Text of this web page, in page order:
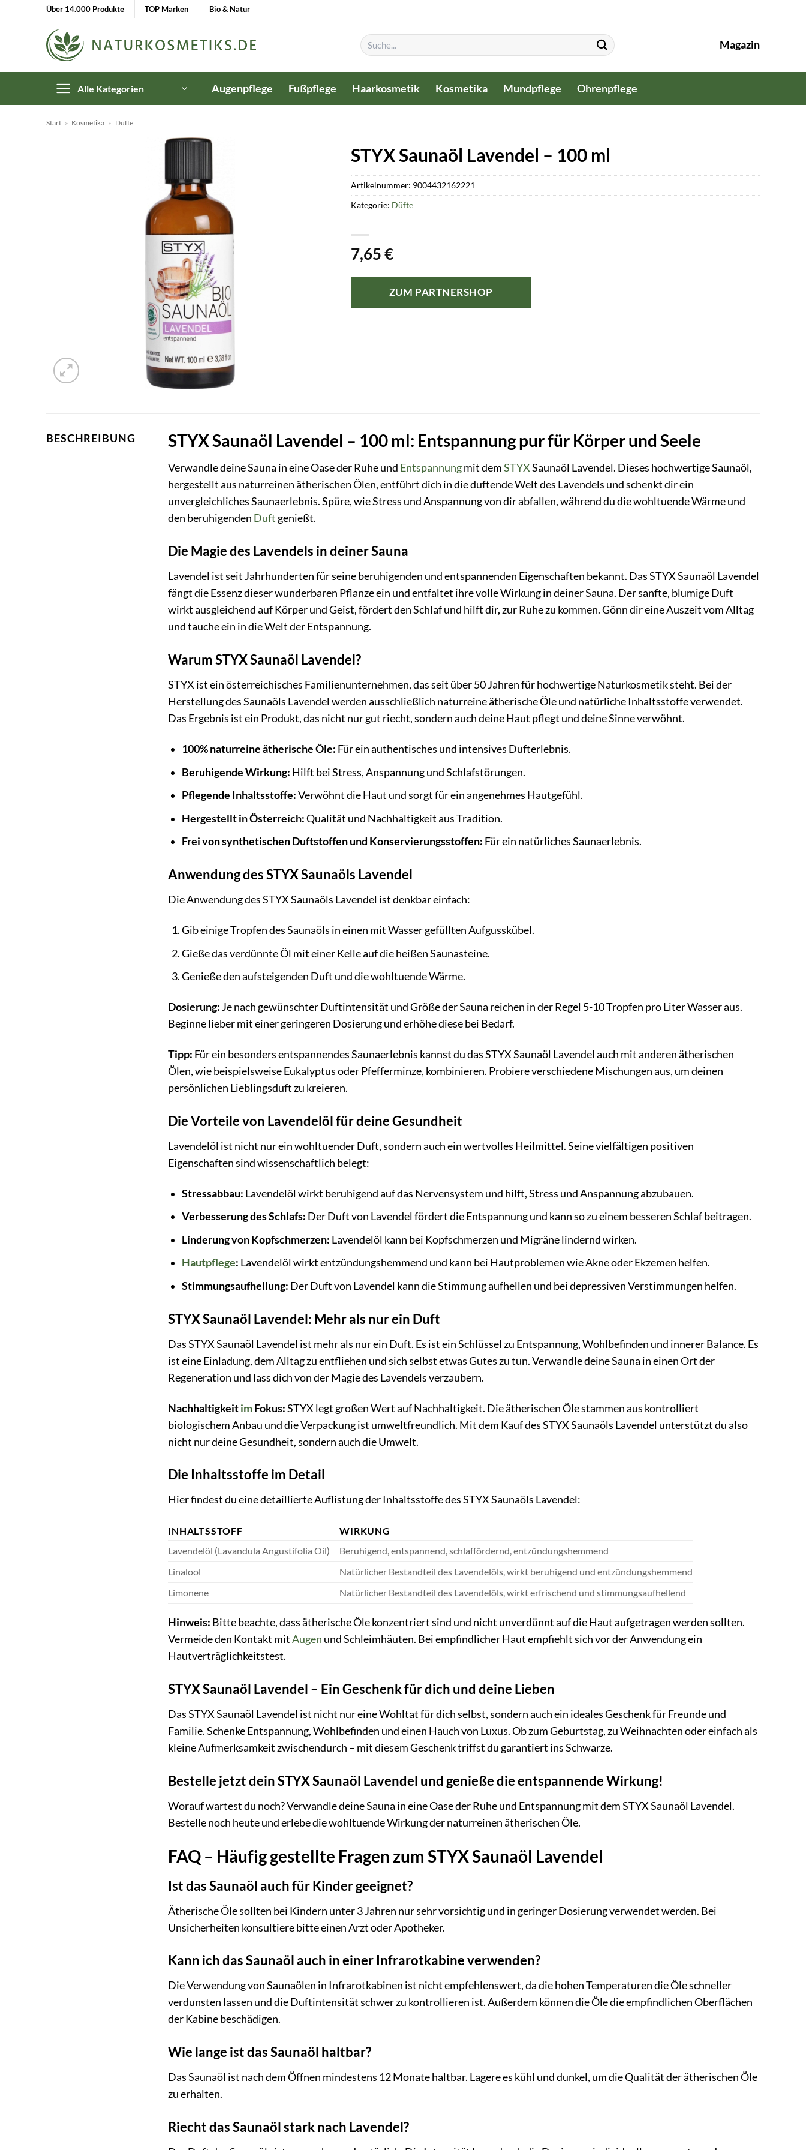
Über 14.000 Produkte TOP Marken Bio & Natur
Suchen
nach:
Magazin
Alle Kategorien Augenpflege Fußpflege Haarkosmetik Kosmetika Mundpflege Ohrenpflege
Start » Kosmetika » Düfte
STYX Saunaöl Lavendel – 100 ml
7,65€
ZUM PARTNERSHOP
Artikelnummer: 9004432162221
Kategorie: Düfte
BESCHREIBUNG STYX Saunaöl Lavendel – 100 ml: Entspannung pur für Körper und Seele
Verwandle deine Sauna in eine Oase der Ruhe und Entspannungmit demSTYXSaunaöl Lavendel. Dieses hochwertige Saunaöl,
hergestellt aus naturreinen ätherischen Ölen, entführt dich in die duftende Welt des Lavendels und schenkt dir ein
unvergleichliches Saunaerlebnis. Spüre, wie Stress und Anspannung von dir abfallen, während du die wohltuende Wärme und
den beruhigenden Duftgenießt.
Die Magie des Lavendels in deiner Sauna
Lavendel ist seit Jahrhunderten für seine beruhigenden und entspannenden Eigenschaften bekannt. Das STYX Saunaöl Lavendel
fängt die Essenz dieser wunderbaren Pflanze ein und entfaltet ihre volle Wirkung in deiner Sauna. Der sanfte, blumige Duft
wirkt ausgleichend auf Körper und Geist, fördert den Schlaf und hilft dir, zur Ruhe zu kommen. Gönn dir eine Auszeit vom Alltag
und tauche ein in die Welt der Entspannung.
Warum STYX Saunaöl Lavendel?
STYX ist ein österreichisches Familienunternehmen, das seit über 50 Jahren für hochwertige Naturkosmetik steht. Bei der
Herstellung des Saunaöls Lavendel werden ausschließlich naturreine ätherische Öle und natürliche Inhaltsstoffe verwendet.
Das Ergebnis ist ein Produkt, das nicht nur gut riecht, sondern auch deine Haut pflegt und deine Sinne verwöhnt.
100% naturreine ätherische Öle: Für ein authentisches und intensives Dufterlebnis.
Beruhigende Wirkung: Hilft bei Stress, Anspannung und Schlafstörungen.
Pflegende Inhaltsstoffe:Verwöhnt die Haut und sorgt für ein angenehmes Hautgefühl.
Hergestellt in Österreich:Qualität und Nachhaltigkeit aus Tradition.
Frei von synthetischen Duftstoffen und Konservierungsstoffen: Für ein natürliches Saunaerlebnis.
Anwendung des STYX Saunaöls Lavendel
Die Anwendung des STYX Saunaöls Lavendel ist denkbar einfach:
Gib einige Tropfen des Saunaöls in einen mit Wasser gefüllten Aufgusskübel.
Gieße das verdünnte Öl mit einer Kelle auf die heißen Saunasteine.
Genieße den aufsteigenden Duft und die wohltuende Wärme.
Dosierung: Je nach gewünschter Duftintensität und Größe der Sauna reichen in der Regel 5-10 Tropfen pro Liter Wasser aus.
Beginne lieber mit einer geringeren Dosierung und erhöhe diese bei Bedarf.
Tipp: Für ein besonders entspannendes Saunaerlebnis kannst du das STYX Saunaöl Lavendel auch mit anderen ätherischen
Ölen, wie beispielsweise Eukalyptus oder Pfefferminze, kombinieren. Probiere verschiedene Mischungen aus, um deinen
persönlichen Lieblingsduft zu kreieren.
Die Vorteile von Lavendelöl für deine Gesundheit
Lavendelöl ist nicht nur ein wohltuender Duft, sondern auch ein wertvolles Heilmittel. Seine vielfältigen positiven
Eigenschaften sind wissenschaftlich belegt:
Stressabbau: Lavendelöl wirkt beruhigend auf das Nervensystem und hilft, Stress und Anspannung abzubauen.
Verbesserung des Schlafs: Der Duft von Lavendel fördert die Entspannung und kann so zu einem besseren Schlaf beitragen.
Linderung von Kopfschmerzen: Lavendelöl kann bei Kopfschmerzen und Migräne lindernd wirken.
Hautpflege: Lavendelöl wirkt entzündungshemmend und kann bei Hautproblemen wie Akne oder Ekzemen helfen.
Stimmungsaufhellung: Der Duft von Lavendel kann die Stimmung aufhellen und bei depressiven Verstimmungen helfen.
STYX Saunaöl Lavendel: Mehr als nur ein Duft
Das STYX Saunaöl Lavendel ist mehr als nur ein Duft. Es ist ein Schlüssel zu Entspannung, Wohlbefinden und innerer Balance. Es
ist eine Einladung, dem Alltag zu entfliehen und sich selbst etwas Gutes zu tun. Verwandle deine Sauna in einen Ort der
Regeneration und lass dich von der Magie des Lavendels verzaubern.
NachhaltigkeitimFokus:STYX legt großen Wert auf Nachhaltigkeit. Die ätherischen Öle stammen aus kontrolliert
biologischem Anbau und die Verpackung ist umweltfreundlich. Mit dem Kauf des STYX Saunaöls Lavendel unterstützt du also
nicht nur deine Gesundheit, sondern auch die Umwelt.
Die Inhaltsstoffe im Detail
Hier findest du eine detaillierte Auflistung der Inhaltsstoffe des STYX Saunaöls Lavendel:
INHALTSSTOFF
WIRKUNG
Lavendelöl (Lavandula Angustifolia Oil)
Beruhigend, entspannend, schlaffördernd, entzündungshemmend
Linalool
Natürlicher Bestandteil des Lavendelöls, wirkt beruhigend und entzündungshemmend
Limonene
Natürlicher Bestandteil des Lavendelöls, wirkt erfrischend und stimmungsaufhellend
Hinweis: Bitte beachte, dass ätherische Öle konzentriert sind und nicht unverdünnt auf die Haut aufgetragen werden sollten.
Vermeide den Kontakt mitAugen und Schleimhäuten. Bei empfindlicher Haut empfiehlt sich vor der Anwendung ein
Hautverträglichkeitstest.
STYX Saunaöl Lavendel – Ein Geschenk für dich und deine Lieben
Das STYX Saunaöl Lavendel ist nicht nur eine Wohltat für dich selbst, sondern auch ein ideales Geschenk für Freunde und
Familie. Schenke Entspannung, Wohlbefinden und einen Hauch von Luxus. Ob zum Geburtstag, zu Weihnachten oder einfach als
kleine Aufmerksamkeit zwischendurch – mit diesem Geschenk triffst du garantiert ins Schwarze.
Bestelle jetzt dein STYX Saunaöl Lavendel und genieße die entspannende Wirkung!
Worauf wartest du noch? Verwandle deine Sauna in eine Oase der Ruhe und Entspannung mit dem STYX Saunaöl Lavendel.
Bestelle noch heute und erlebe die wohltuende Wirkung der naturreinen ätherischen Öle.
FAQ – Häufig gestellte Fragen zum STYX Saunaöl Lavendel
Ist das Saunaöl auch für Kinder geeignet?
Ätherische Öle sollten bei Kindern unter 3 Jahren nur sehr vorsichtig und in geringer Dosierung verwendet werden. Bei
Unsicherheiten konsultiere bitte einen Arzt oder Apotheker.
Kann ich das Saunaöl auch in einer Infrarotkabine verwenden?
Die Verwendung von Saunaölen in Infrarotkabinen ist nicht empfehlenswert, da die hohen Temperaturen die Öle schneller
verdunsten lassen und die Duftintensität schwer zu kontrollieren ist. Außerdem können die Öle die empfindlichen Oberflächen
der Kabine beschädigen.
Wie lange ist das Saunaöl haltbar?
Das Saunaöl ist nach dem Öffnen mindestens 12 Monate haltbar. Lagere es kühl und dunkel, um die Qualität der ätherischen Öle
zu erhalten.
Riecht das Saunaöl stark nach Lavendel?